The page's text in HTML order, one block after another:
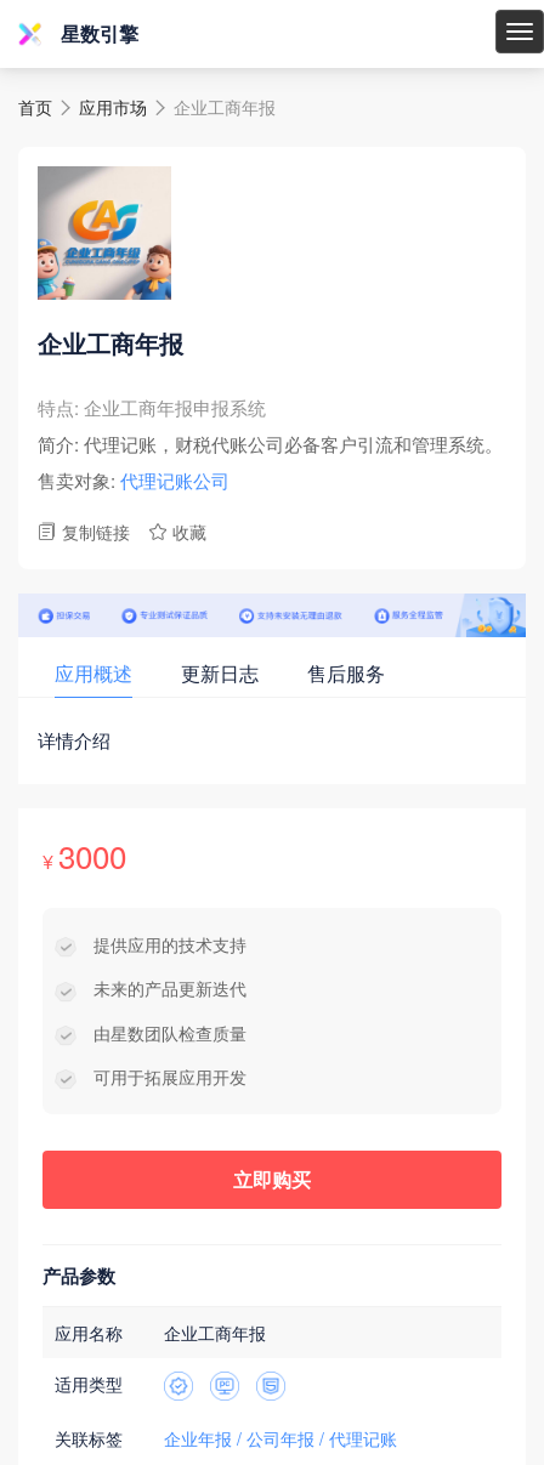
星
星数引擎
首页  应用市场  企业工商年报
企业工商年报
特点: 企业工商年报申报系统
简介: 代理记账，财税代账公司必备客户引流和管理系统。
售卖对象: 代理记账公司
 复制链接  收藏
应用概述 更新日志 售后服务
详情介绍
¥ 3000
提供应用的技术支持
未来的产品更新迭代
由星数团队检查质量
可用于拓展应用开发
立即购买
产品参数
应用名称 企业工商年报
适用类型
关联标签 企业年报 公司年报 代理记账